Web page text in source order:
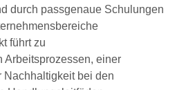
durch passgenaue Schulungen
führt zu
Arbeitsprozessen, einer
Nachhaltigkeit bei den